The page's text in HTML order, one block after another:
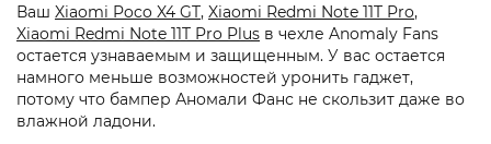
Ваш Xiaomi Poco X4 GT, Xiaomi Redmi Note 11T Pro,
Xiaomi Redmi Note 11T Pro Plus в чехле Anomaly Fans
остается узнаваемым и защищенным. У вас остается
намного меньше возможностей уронить гаджет,
потому что бампер Аномали Фанс не скользит даже во
влажной ладони.